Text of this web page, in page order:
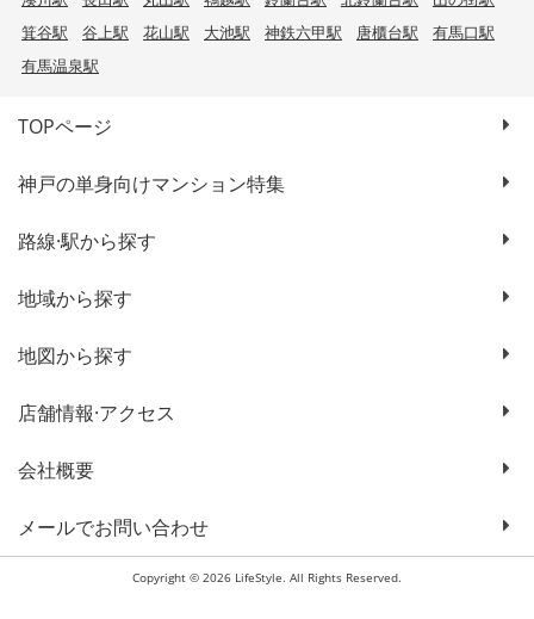
箕谷駅
谷上駅 花山駅 大池駅 神鉄六甲駅 唐櫃台駅
有馬口駅
有馬温泉駅
TOPページ
神戸の単身向けマンション特集
路線·駅から探す
地域から探す
地図から探す
店舗情報·アクセス
会社概要
メールでお問い合わせ
Copyright © 2026 LifeStyle. All Rights Reserved.